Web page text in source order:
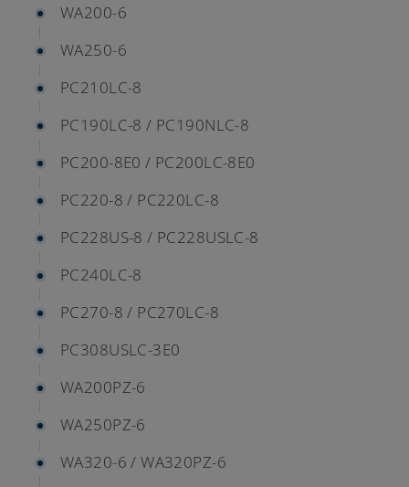
WA200-6
WA250-6
PC210LC-8
PC190LC-8 / PC190NLC-8
PC200-8E0 / PC200LC-8E0
PC220-8 / PC220LC-8
PC228US-8 / PC228USLC-8
PC240LC-8
PC270-8 / PC270LC-8
PC308USLC-3E0
WA200PZ-6
WA250PZ-6
WA320-6 / WA320PZ-6